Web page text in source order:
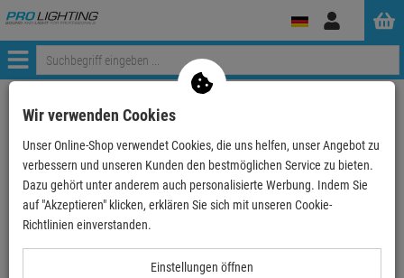
Anmelden
Menü
ProLighting Deals & Aktionen
PROmagiX Softbags
Wir verwenden Cookies
Unser Online-Shop verwendet Cookies, die uns helfen, unser Angebot zu
verbessern und unseren Kunden den bestmöglichen Service zu bieten.
Dazu gehört unter anderem auch personalisierte Werbung. Indem Sie
auf "Akzeptieren" klicken, erklären Sie sich mit unseren Cookie-
Richtlinien einverstanden.
Einstellungen öffnen